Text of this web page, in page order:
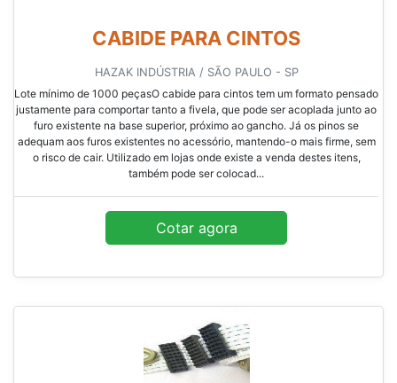
CABIDE PARA CINTOS
HAZAK INDÚSTRIA / SÃO PAULO - SP
Lote mínimo de 1000 peçasO cabide para cintos tem um formato pensado
justamente para comportar tanto a fivela, que pode ser acoplada junto ao
furo existente na base superior, próximo ao gancho. Já os pinos se
adequam aos furos existentes no acessório, mantendo-o mais firme, sem
o risco de cair. Utilizado em lojas onde existe a venda destes itens,
também pode ser colocad...
Cotar agora